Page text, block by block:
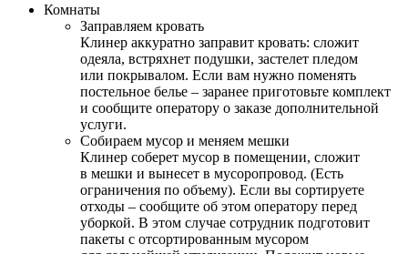
Комнаты
Заправляем кровать
Клинер аккуратно заправит кровать: сложит
одеяла, встряхнет подушки, застелет пледом
или покрывалом. Если вам нужно поменять
постельное белье – заранее приготовьте комплект
и сообщите оператору о заказе дополнительной
услуги.
Собираем мусор и меняем мешки
Клинер соберет мусор в помещении, сложит
в мешки и вынесет в мусоропровод. (Есть
ограничения по объему). Если вы сортируете
отходы – сообщите об этом оператору перед
уборкой. В этом случае сотрудник подготовит
пакеты с отсортированным мусором